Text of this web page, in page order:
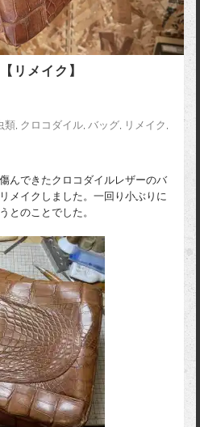
リメイク】
類, クロコダイル, バッグ, リメイク ,
んできたクロコダイルレザーのバ
メイクしました。一回り小ぶりに
とのことでした。